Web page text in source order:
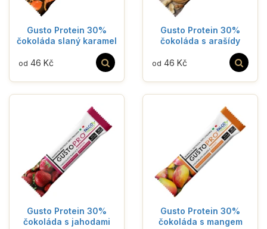
Gusto Protein 30%
čokoláda slaný karamel
od 46 Kč
Gusto Protein 30%
čokoláda s arašídy
od 46 Kč
Gusto Protein 30%
čokoláda s jahodami
Gusto Protein 30%
čokoláda s mangem